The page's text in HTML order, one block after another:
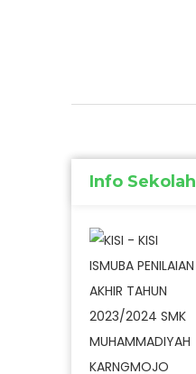
Info Sekolah